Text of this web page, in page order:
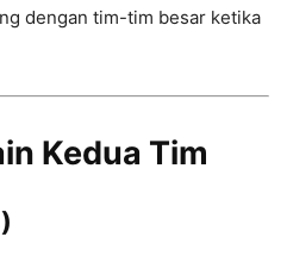
dengan tim-tim besar ketika
Kedua Tim